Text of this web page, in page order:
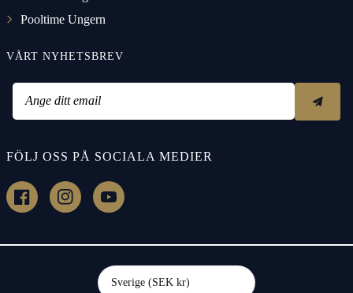
Pooltime Ungern
VÅRT NYHETSBREV
Ange ditt email
FÖLJ OSS PÅ SOCIALA MEDIER
h
t
p
h
t
p
h
t
p
Sverige (SEK kr)